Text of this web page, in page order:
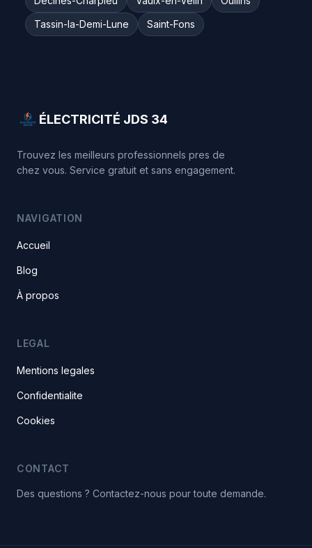
Tassin-la-Demi-Lune
Saint-Fons
ÉLECTRICITÉ JDS 34
Trouvez les meilleurs professionnels pres de
chez vous. Service gratuit et sans engagement.
NAVIGATION
Accueil
Blog
À propos
LEGAL
Mentions legales
Confidentialite
Cookies
CONTACT
Des questions ? Contactez-nous pour toute demande.